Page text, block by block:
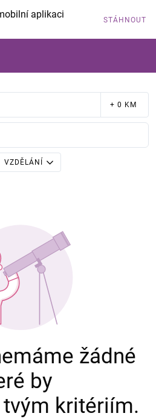
aplikaci STÁHNOUT
+ 0 KM
VZDĚLÁNÍ
žádné
by
kritériím.